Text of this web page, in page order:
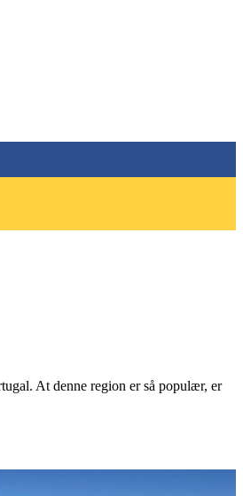
At denne region er så populær, er